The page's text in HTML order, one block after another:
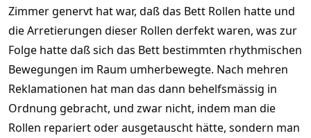
Zimmer genervt hat war, daß das Bett Rollen hatte und
die Arretierungen dieser Rollen derfekt waren, was zur
Folge hatte daß sich das Bett bestimmten rhythmischen
Bewegungen im Raum umherbewegte. Nach mehren
Reklamationen hat man das dann behelfsmässig in
Ordnung gebracht, und zwar nicht, indem man die
Rollen repariert oder ausgetauscht hätte, sondern man